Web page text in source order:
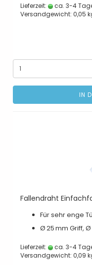
Lieferzeit: ca. 3-4
Versandgewicht:0,05
IN
Fallendraht
Für sehr enge
Ø 25 mm Griff,
Lieferzeit: ca. 3-4
Versandgewicht:0,09